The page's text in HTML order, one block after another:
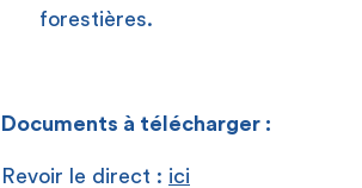
forestières.
Documents à télécharger :
Revoir le direct : ici